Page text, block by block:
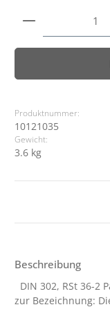
Produkt
Produktnummer:
10121035
Gewicht:
3.6 kg
Beschreibung
DIN 302, RSt 36-2
zur Bezeichnung: